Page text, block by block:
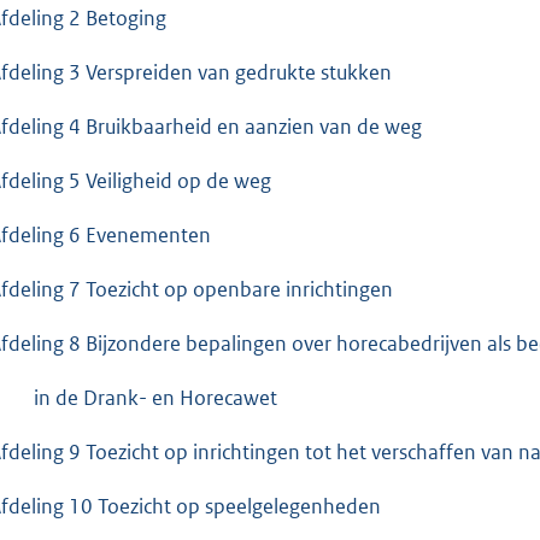
2 Betoging
3 Verspreiden van gedrukte stukken
4 Bruikbaarheid en aanzien van de weg
5 Veiligheid op de weg
6 Evenementen
7 Toezicht op openbare inrichtingen
8 Bijzondere bepalingen over horecabedrijven als
de Drank- en Horecawet
9 Toezicht op inrichtingen tot het verschaffen van
10 Toezicht op speelgelegenheden